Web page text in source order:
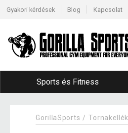
Gyakori kérdések Blog Kapcsolat
Sports és Fitness
GorillaSports Tornakellék